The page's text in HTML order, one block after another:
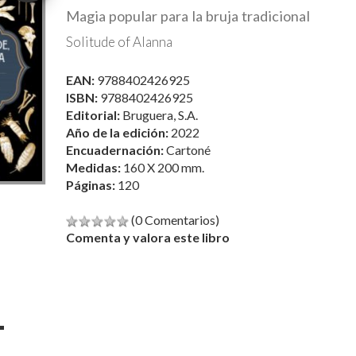
Magia popular para la bruja tradicional
Solitude of Alanna
EAN: 9788402426925
ISBN: 9788402426925
Editorial: Bruguera, S.A.
Año de la edición: 2022
Encuadernación:Cartoné
Medidas: 160 X 200 mm.
Páginas: 120
(0 Comentarios)
Comenta y valora este libro